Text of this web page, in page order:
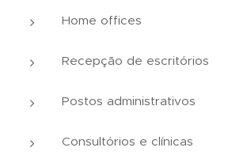
Home offices
Recepção de escritórios
Postos administrativos
Consultórios e clínicas